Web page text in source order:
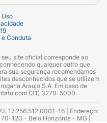
Uso
Conduta
site oficial corresponde ao
qualquer outro que
sua segurança recomendamos
desconhecidos que se utilizem
Araujo S.A. Em caso de
com (31) 3270-5000.
17.256.512.0001-16 | Endereço:
120 - Belo Horizonte - MG |